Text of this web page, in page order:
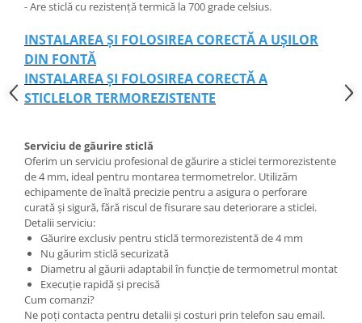
- Are sticlă cu rezistență termică la 700 grade celsius.
INSTALAREA ȘI FOLOSIREA CORECTĂ A UȘILOR
DIN FONTĂ
INSTALAREA ȘI FOLOSIREA CORECTĂ A
STICLELOR TERMOREZISTENTE
Serviciu de găurire sticlă
Oferim un serviciu profesional de găurire a sticlei termorezistente
de 4 mm, ideal pentru montarea termometrelor. Utilizăm
echipamente de înaltă precizie pentru a asigura o perforare
curată și sigură, fără riscul de fisurare sau deteriorare a sticlei.
Detalii serviciu:
Găurire exclusiv pentru sticlă termorezistentă de 4 mm
Nu găurim sticlă securizată
Diametru al găurii adaptabil în funcție de termometrul montat
Execuție rapidă și precisă
Cum comanzi?
Ne poți contacta pentru detalii și costuri prin telefon sau email.